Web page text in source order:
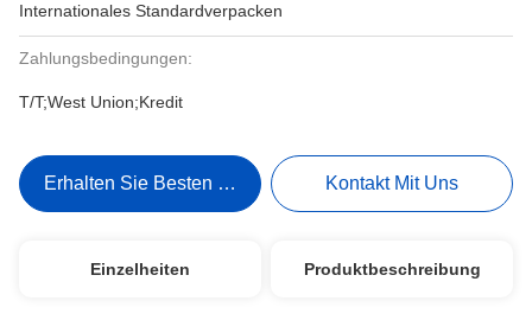
Internationales Standardverpacken
Zahlungsbedingungen:
T/T;West Union;Kredit
Erhalten Sie Besten Preis Kontakt Mit Uns
Einzelheiten Produktbeschreibung